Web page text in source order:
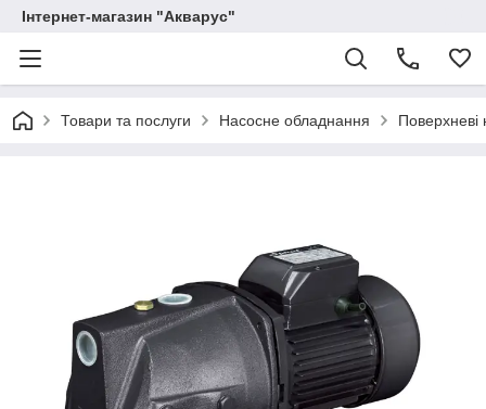
Інтернет-магазин "Акварус"
Товари та послуги Насосне обладнання Поверхневі